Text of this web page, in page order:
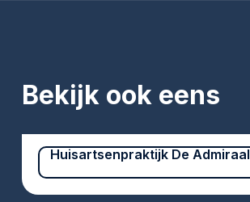
Bekijk ook eens
Huisartsenpraktijk De Admiraal